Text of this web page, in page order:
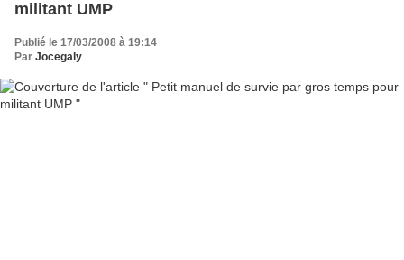
militant UMP
Publié le 17/03/2008 à 19:14
Par Jocegaly